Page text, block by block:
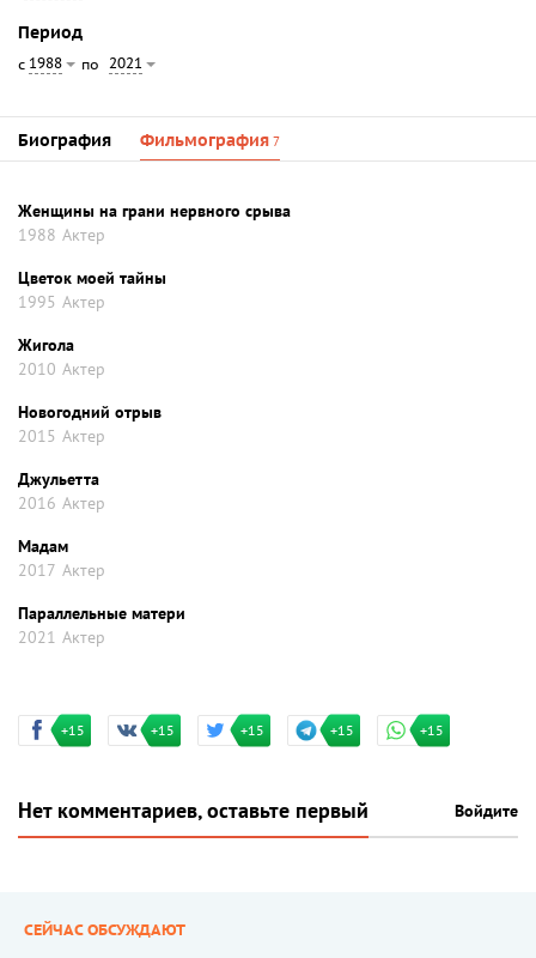
Период
с 1988 по 2021
Биография Фильмография 7
Женщины на грани нервного срыва
1988 Актер
Цветок моей тайны
1995 Актер
Жигола
2010 Актер
Новогодний отрыв
2015 Актер
Джульетта
2016 Актер
Мадам
2017 Актер
Параллельные матери
2021 Актер
+15 +15 +15 +15 +15
Нет комментариев, оставьте первый Войдите
СЕЙЧАС ОБСУЖДАЮТ